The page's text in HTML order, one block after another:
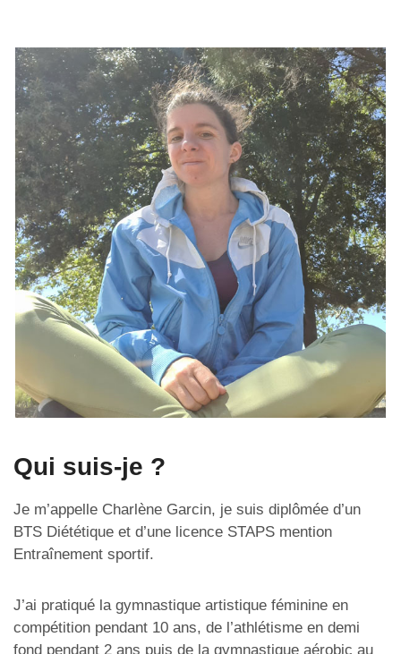
Qui suis-je ?
Je m’appelle Charlène Garcin, je suis diplômée d’un
BTS Diététique et d’une licence STAPS mention
Entraînement sportif.
J’ai pratiqué la gymnastique artistique féminine en
compétition pendant 10 ans, de l’athlétisme en demi
fond pendant 2 ans puis de la gymnastique aérobic au